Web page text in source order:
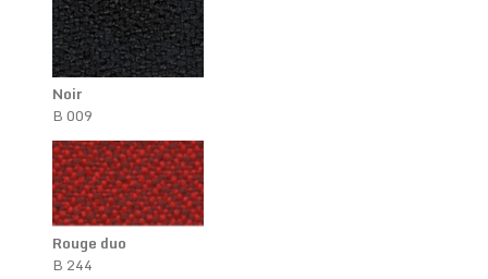
Noir
B 009
Rouge duo
B 244